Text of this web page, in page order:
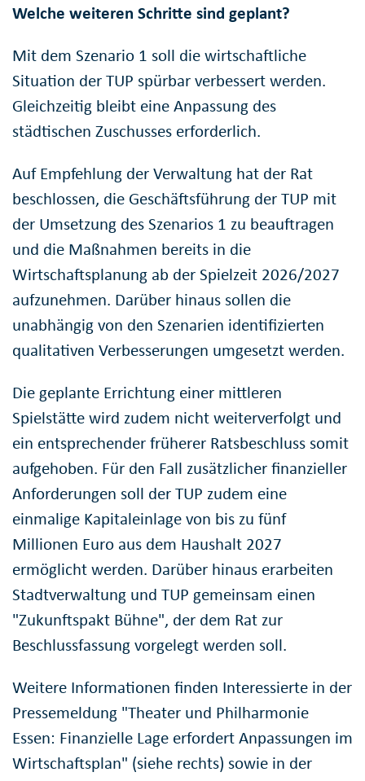
Welche weiteren Schritte sind geplant?
Mit dem Szenario 1 soll die wirtschaftliche
Situation der TUP spürbar verbessert werden.
Gleichzeitig bleibt eine Anpassung des
städtischen Zuschusses erforderlich.
Auf Empfehlung der Verwaltung hat der Rat
beschlossen, die Geschäftsführung der TUP mit
der Umsetzung des Szenarios 1 zu beauftragen
und die Maßnahmen bereits in die
Wirtschaftsplanung ab der Spielzeit 2026/2027
aufzunehmen. Darüber hinaus sollen die
unabhängig von den Szenarien identifizierten
qualitativen Verbesserungen umgesetzt werden.
Die geplante Errichtung einer mittleren
Spielstätte wird zudem nicht weiterverfolgt und
ein entsprechender früherer Ratsbeschluss somit
aufgehoben. Für den Fall zusätzlicher finanzieller
Anforderungen soll der TUP zudem eine
einmalige Kapitaleinlage von bis zu fünf
Millionen Euro aus dem Haushalt 2027
ermöglicht werden. Darüber hinaus erarbeiten
Stadtverwaltung und TUP gemeinsam einen
"Zukunftspakt Bühne", der dem Rat zur
Beschlussfassung vorgelegt werden soll.
Weitere Informationen finden Interessierte in der
Pressemeldung "Theater und Philharmonie
Essen: Finanzielle Lage erfordert Anpassungen im
Wirtschaftsplan" (siehe rechts) sowie in der